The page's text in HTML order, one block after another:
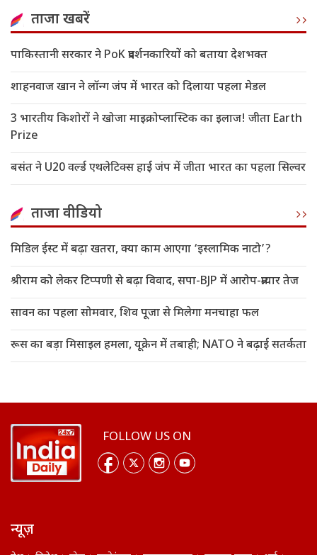
ताजा खबरें
पाकिस्तानी सरकार ने PoK प्रदर्शनकारियों को बताया देशभक्त
शाहनवाज खान ने लॉन्ग जंप में भारत को दिलाया पहला मेडल
3 भारतीय किशोरों ने खोजा माइक्रोप्लास्टिक का इलाज! जीता Earth
Prize
बसंत ने U20 वर्ल्ड एथलेटिक्स हाई जंप में जीता भारत का पहला सिल्वर
ताजा वीडियो
मिडिल ईस्ट में बढ़ा खतरा, क्या काम आएगा ‘इस्लामिक नाटो’?
श्रीराम को लेकर टिप्पणी से बढ़ा विवाद, सपा-BJP में आरोप-प्रत्यार तेज
सावन का पहला सोमवार, शिव पूजा से मिलेगा मनचाहा फल
रूस का बड़ा मिसाइल हमला, यूक्रेन में तबाही; NATO ने बढ़ाई सतर्कता
FOLLOW US ON
न्यूज़